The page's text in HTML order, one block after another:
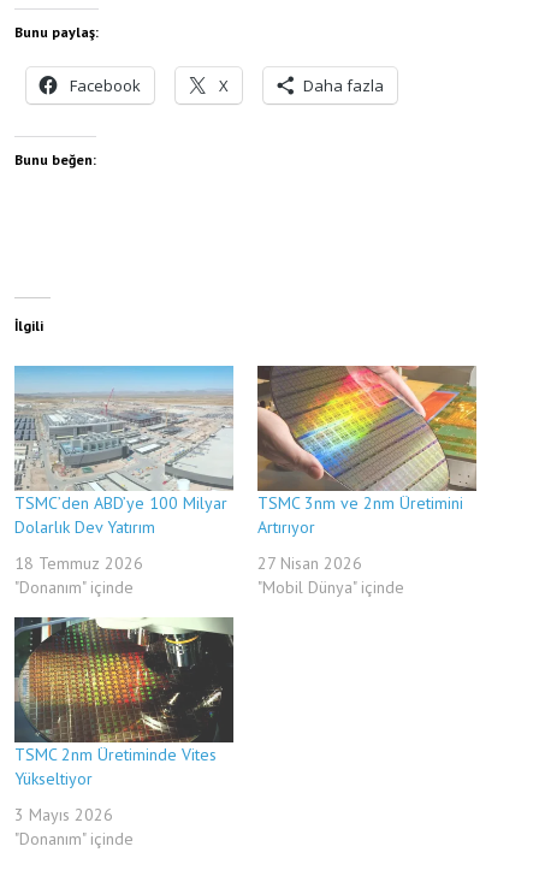
Bunu paylaş:
Facebook X Daha fazla
Bunu beğen:
İlgili
TSMC’den ABD’ye 100 Milyar
Dolarlık Dev Yatırım
18 Temmuz 2026
"Donanım" içinde
TSMC 3nm ve 2nm Üretimini
Artırıyor
27 Nisan 2026
"Mobil Dünya" içinde
TSMC 2nm Üretiminde Vites
Yükseltiyor
3 Mayıs 2026
"Donanım" içinde